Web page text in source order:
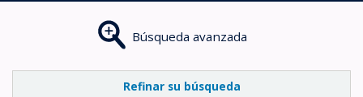
Búsqueda avanzada
Refinar su búsqueda